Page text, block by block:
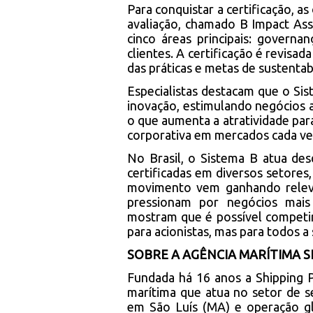
Para conquistar a certificação,
avaliação, chamado B Impact
cinco áreas principais:
clientes. A certificação é
das práticas e metas de
Especialistas destacam que o
inovação, estimulando negócios
o que aumenta a atratividade
corporativa em mercados cada
No Brasil, o Sistema B atua
certificadas em diversos
movimento vem ganhando
pressionam por negócios
mostram que é possível
para acionistas, mas para todos a
SOBRE A AGÊNCIA MARÍTIMA
Fundada há 16 anos a
marítima que atua no setor de
em São Luís (MA) e operação